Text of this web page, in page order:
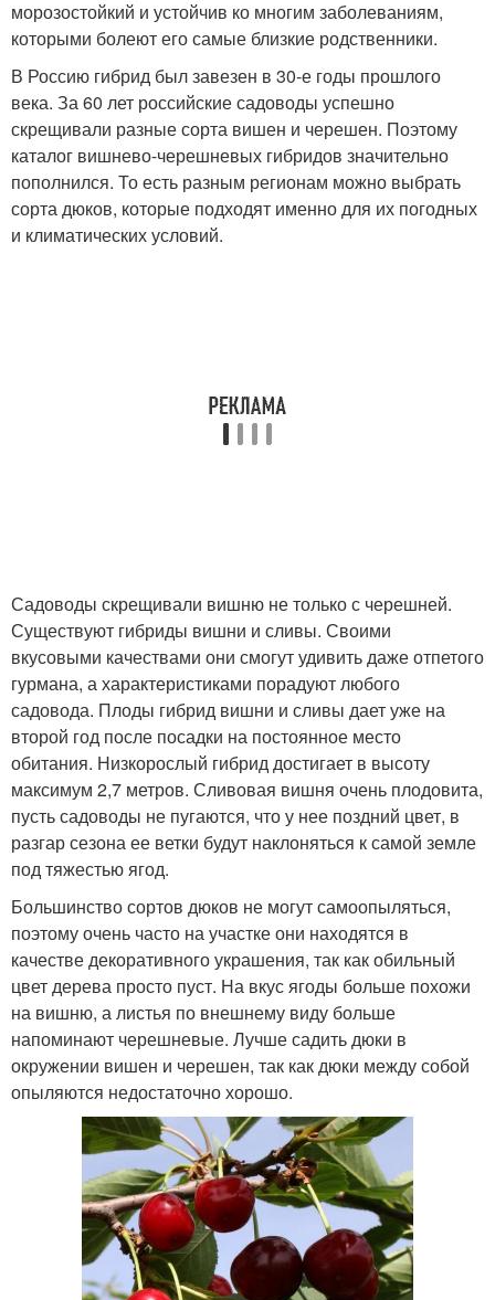
морозостойкий и устойчив ко многим заболеваниям,
которыми болеют его самые близкие родственники.
В Россию гибрид был завезен в 30-е годы прошлого
века. За 60 лет российские садоводы успешно
скрещивали разные сорта вишен и черешен. Поэтому
каталог вишнево-черешневых гибридов значительно
пополнился. То есть разным регионам можно выбрать
сорта дюков, которые подходят именно для их погодных
и климатических условий.
Садоводы скрещивали вишню не только с черешней.
Существуют гибриды вишни и сливы. Своими
вкусовыми качествами они смогут удивить даже отпетого
гурмана, а характеристиками порадуют любого
садовода. Плоды гибрид вишни и сливы дает уже на
второй год после посадки на постоянное место
обитания. Низкорослый гибрид достигает в высоту
максимум 2,7 метров. Сливовая вишня очень плодовита,
пусть садоводы не пугаются, что у нее поздний цвет, в
разгар сезона ее ветки будут наклоняться к самой земле
под тяжестью ягод.
Большинство сортов дюков не могут самоопыляться,
поэтому очень часто на участке они находятся в
качестве декоративного украшения, так как обильный
цвет дерева просто пуст. На вкус ягоды больше похожи
на вишню, а листья по внешнему виду больше
напоминают черешневые. Лучше садить дюки в
окружении вишен и черешен, так как дюки между собой
опыляются недостаточно хорошо.